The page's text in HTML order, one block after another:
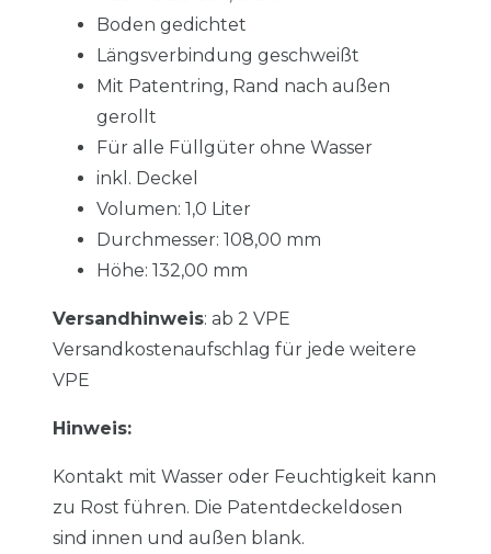
Boden gedichtet
Längsverbindung geschweißt
Mit Patentring, Rand nach außen
gerollt
Für alle Füllgüter ohne Wasser
inkl. Deckel
Volumen: 1,0 Liter
Durchmesser: 108,00 mm
Höhe: 132,00 mm
Versandhinweis: ab 2 VPE
Versandkostenaufschlag für jede weitere
VPE
Hinweis:
Kontakt mit Wasser oder Feuchtigkeit kann
zu Rost führen. Die Patentdeckeldosen
sind innen und außen blank.